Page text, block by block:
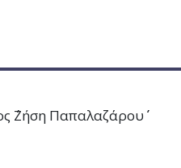
Παπαλαζάρου΄΄